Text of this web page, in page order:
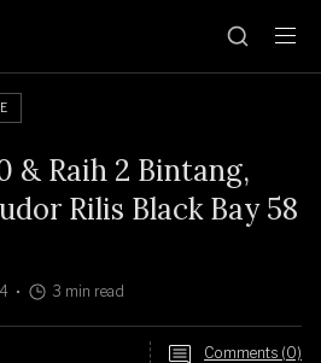
& Raih 2 Bintang,
Rilis Black Bay 58
3 min read
Comments (0)